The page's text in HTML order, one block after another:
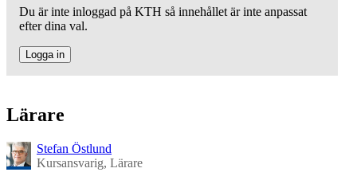
Du är inte inloggad på KTH så innehållet är inte anpassat
efter dina val.
Logga in
Lärare
Stefan Östlund
Kursansvarig, Lärare